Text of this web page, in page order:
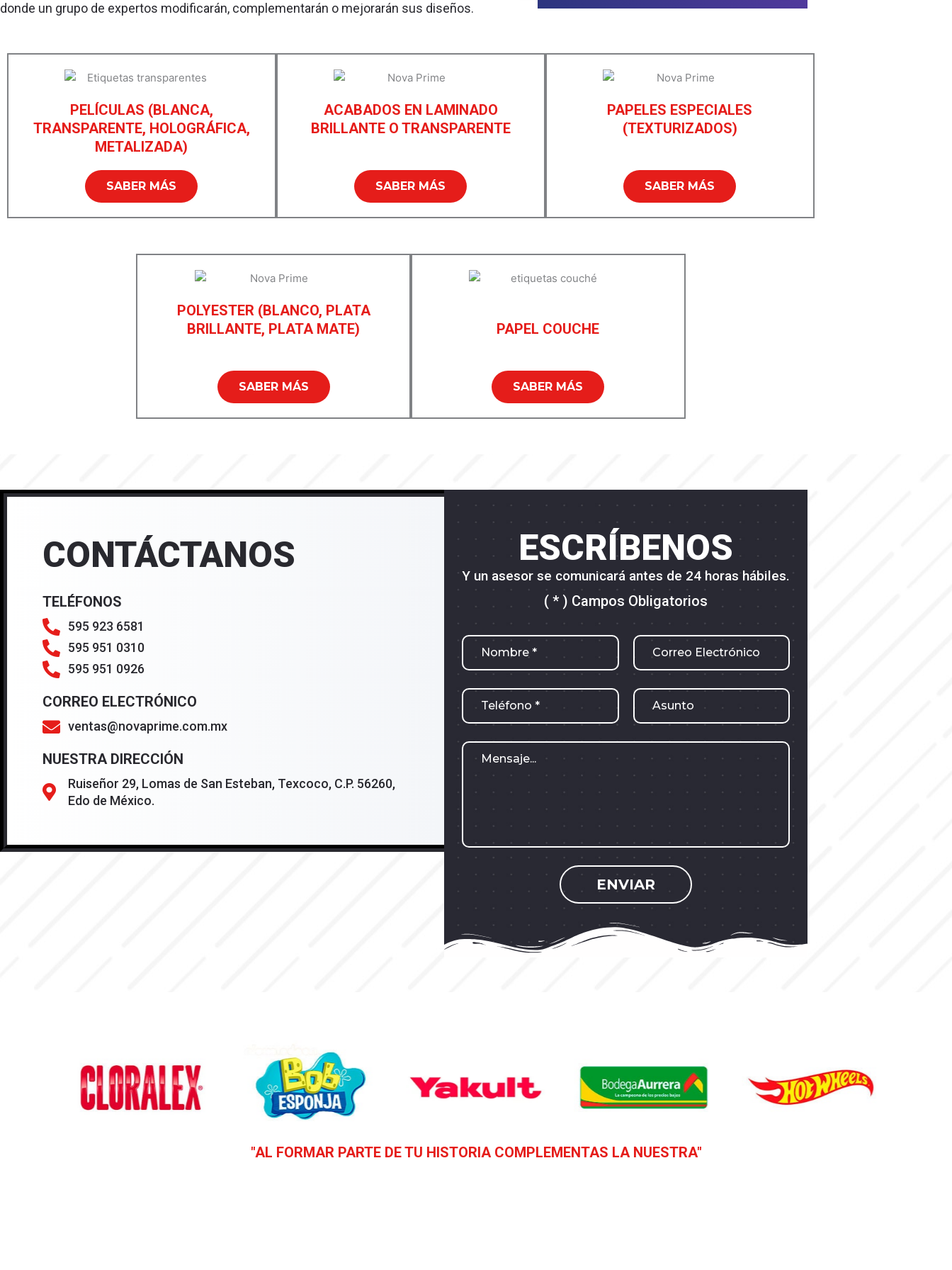
donde un grupo de expertos modificarán, complementarán o mejorarán sus diseños.
PELÍCULAS (BLANCA,
TRANSPARENTE, HOLOGRÁFICA,
METALIZADA)
SABER MÁS
ACABADOS EN LAMINADO
BRILLANTE O TRANSPARENTE
SABER MÁS
PAPELES ESPECIALES
(TEXTURIZADOS)
SABER MÁS
POLYESTER (BLANCO, PLATA
BRILLANTE, PLATA MATE)
SABER MÁS
PAPEL COUCHE
SABER MÁS
CONTÁCTANOS
TELÉFONOS
595 923 6581
595 951 0310
595 951 0926
CORREO ELECTRÓNICO
ventas@novaprime.com.mx
NUESTRA DIRECCIÓN
Ruiseñor 29, Lomas de San Esteban, Texcoco, C.P. 56260,
Edo de México.
ESCRÍBENOS
Y un asesor se comunicará antes de 24 horas hábiles.
( * ) Campos Obligatorios
"AL FORMAR PARTE DE TU HISTORIA COMPLEMENTAS LA NUESTRA"